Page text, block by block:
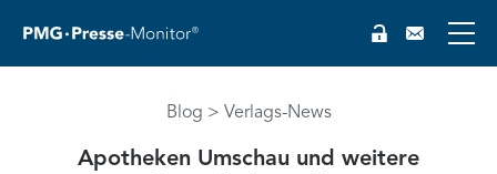
Blog Verlags-News
Apotheken Umschau und weitere